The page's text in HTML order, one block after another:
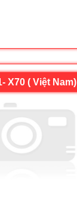
X70 ( Việt Nam)